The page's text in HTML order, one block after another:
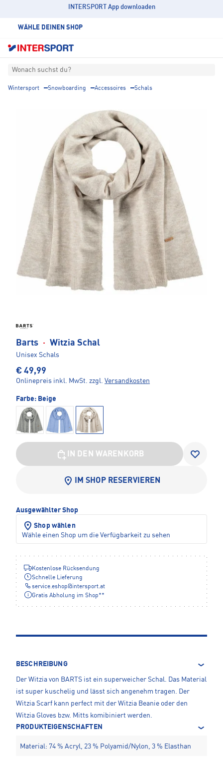
INTERSPORT App downloaden
WÄHLE DEINEN SHOP
Wonach suchst du?
Wintersport Snowboarding Accessoires Schals
Barts · Witzia Schal
Unisex Schals
€ 49,99
Onlinepreis inkl. MwSt. zzgl. Versandkosten
Farbe: Beige
IN DEN WARENKORB
IM SHOP RESERVIEREN
Ausgewählter Shop
Shop wählen
Wähle einen Shop um die Verfügbarkeit zu sehen
Kostenlose Rücksendung
Schnelle Lieferung
service.eshop@intersport.at
Gratis Abholung im Shop**
BESCHREIBUNG
Der Witzia von BARTS ist ein superweicher Schal. Das Material
ist super kuschelig und lässt sich angenehm tragen. Der
Witzia Scarf kann perfect mit der Witzia Beanie oder den
Witzia Gloves bzw. Mitts komibiniert werden.
PRODUKTEIGENSCHAFTEN
Material: 74 % Acryl, 23 % Polyamid/Nylon, 3 % Elasthan